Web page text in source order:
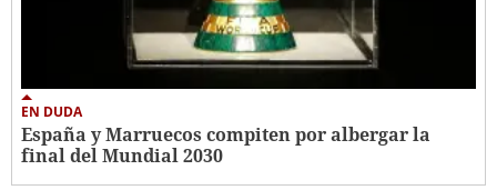
EN DUDA
España y Marruecos compiten por albergar la
final del Mundial 2030